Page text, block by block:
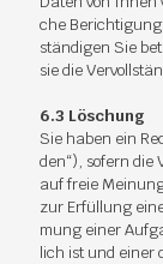
che
stän­di­gen Sie
sie die
6.3 Lö­schung
Sie ha­ben ein
den“), so­fern
auf freie
zur Er­fül­lung
mung ei­ner
lich ist und ei­ner